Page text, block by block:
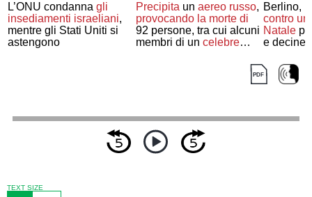
L’ONU condannagli
insediamenti israeliani,
mentre gli Stati Uniti si
astengono
Precipitaun aereo russo,
provocando la morte di
92 persone, tra cui alcuni
membri di un celebre
Berlino,
contro
Natale
e decine
TEXT SIZE